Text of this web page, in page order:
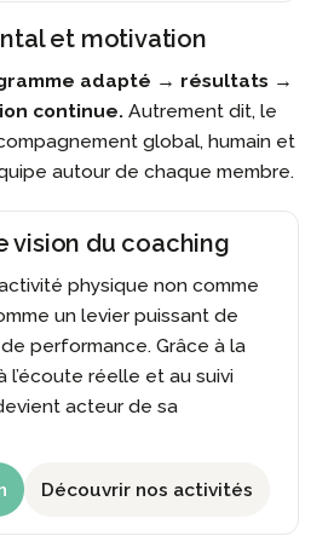
et motivation
adapté → résultats →
continue. Autrement dit, le
global, humain et
autour de chaque membre.
vision du coaching
physique non comme
un levier puissant de
performance. Grâce à la
l’écoute réelle et au suivi
acteur de sa
Découvrir nos activités